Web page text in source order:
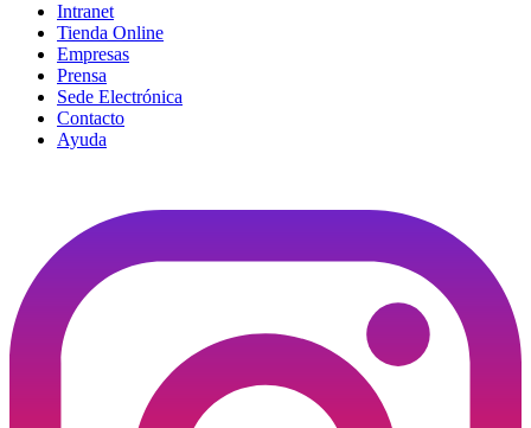
Intranet
Tienda Online
Empresas
Prensa
Sede Electrónica
Contacto
Ayuda